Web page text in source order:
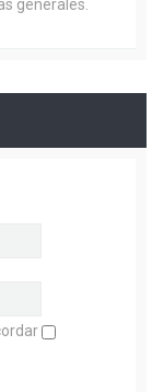
generales.